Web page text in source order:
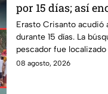
por 15 días; así
Erasto Crisanto
Erasto Crisanto acudió
durante 15 días. La
pescador fue
sabe.
08 agosto, 2026